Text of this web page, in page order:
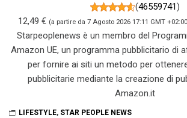
(46559741)
12,49 € (a partire da 7 Agosto 2026 17:11 GMT
Starpeoplenews è un membro del
Amazon UE, un programma pubblicitario di
per fornire ai siti un metodo per
pubblicitarie mediante la creazione di
Amazon.it
LIFESTYLE, STAR PEOPLE NEWS